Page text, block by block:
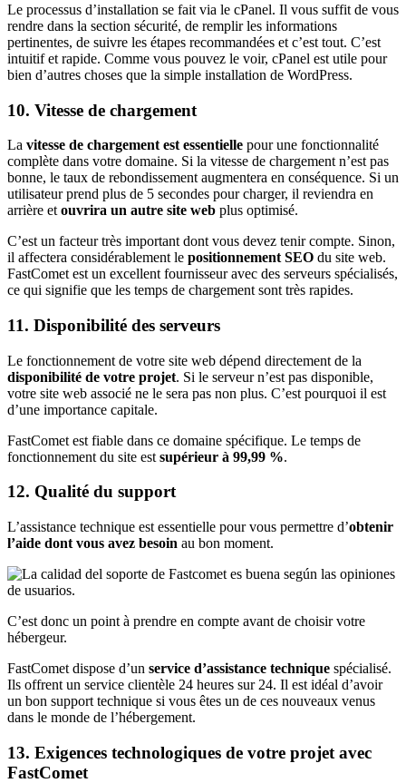
Le processus d’installation se fait via le cPanel. Il vous suffit de vous
rendre dans la section sécurité, de remplir les informations
pertinentes, de suivre les étapes recommandées et c’est tout. C’est
intuitif et rapide. Comme vous pouvez le voir, cPanel est utile pour
bien d’autres choses que la simple installation de WordPress.
10. Vitesse de chargement
La vitesse de chargement est essentielle pour une fonctionnalité
complète dans votre domaine. Si la vitesse de chargement n’est pas
bonne, le taux de rebondissement augmentera en conséquence. Si un
utilisateur prend plus de 5 secondes pour charger, il reviendra en
arrière et ouvrira un autre site web plus optimisé.
C’est un facteur très important dont vous devez tenir compte. Sinon,
il affectera considérablement le positionnement SEO du site web.
FastComet est un excellent fournisseur avec des serveurs spécialisés,
ce qui signifie que les temps de chargement sont très rapides.
11. Disponibilité des serveurs
Le fonctionnement de votre site web dépend directement de la
disponibilité de votre projet. Si le serveur n’est pas disponible,
votre site web associé ne le sera pas non plus. C’est pourquoi il est
d’une importance capitale.
FastComet est fiable dans ce domaine spécifique. Le temps de
fonctionnement du site est supérieur à 99,99 %.
12. Qualité du support
L’assistance technique est essentielle pour vous permettre d’obtenir
l’aide dont vous avez besoin au bon moment.
C’est donc un point à prendre en compte avant de choisir votre
hébergeur.
FastComet dispose d’un service d’assistance technique spécialisé.
Ils offrent un service clientèle 24 heures sur 24. Il est idéal d’avoir
un bon support technique si vous êtes un de ces nouveaux venus
dans le monde de l’hébergement.
13. Exigences technologiques de votre projet avec
FastComet